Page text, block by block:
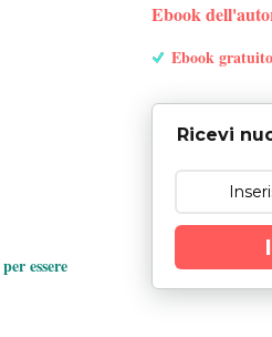
per essere
Ebook
Ebook
Ricevi